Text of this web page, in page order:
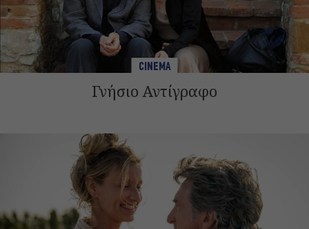
CINEMA
Γνήσιο Αντίγραφο